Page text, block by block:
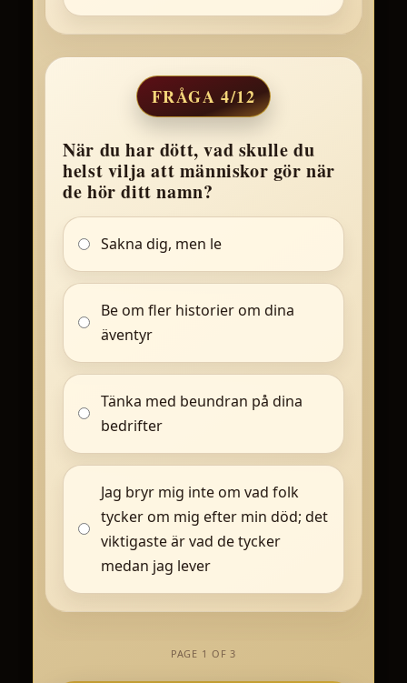
FRÅGA 4/12
När du har dött, vad skulle du
helst vilja att människor gör när
de hör ditt namn?
Sakna dig, men le
Be om fler historier om dina
äventyr
Tänka med beundran på dina
bedrifter
Jag bryr mig inte om vad folk
tycker om mig efter min död; det
viktigaste är vad de tycker
medan jag lever
PAGE 1 OF 3